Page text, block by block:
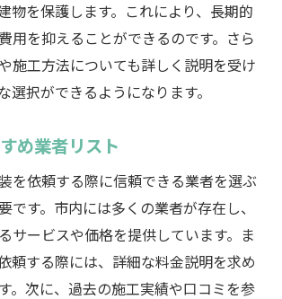
物を保護します。これにより、長期的
用を抑えることができるのです。さら
施工方法についても詳しく説明を受け
選択ができるようになります。
め業者リスト
を依頼する際に信頼できる業者を選ぶ
です。市内には多くの業者が存在し、
サービスや価格を提供しています。ま
頼する際には、詳細な料金説明を求め
。次に、過去の施工実績や口コミを参